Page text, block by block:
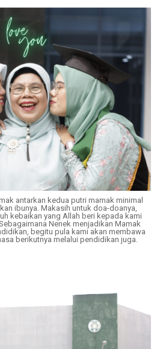
antarkan kedua putri mamak minimal
ibunya. Makasih untuk doa-doanya,
kebaikan yang Allah beri kepada kami
Nenek menjadikan Mamak
begitu pula kami akan membawa
berikutnya melalui pendidikan juga.